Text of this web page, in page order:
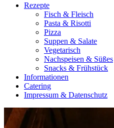
Rezepte
Fisch & Fleisch
Pasta & Risotti
Pizza
Suppen & Salate
Vegetarisch
Nachspeisen & Süßes
Snacks & Frühstück
Informationen
Catering
Impressum & Datenschutz